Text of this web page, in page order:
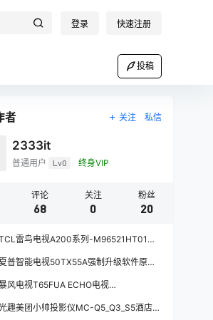
登录 快速注册
投稿
者 关注 私信
2333it
普通用户 Lv0 终身VIP
评论
68
关注
0
粉丝
20
雷鸟电视A200系列-M96521HT01强
包
普智能电视50TX55A强制升级软件原厂
风电视T65FUA ECHO电视
固件升级包
趣美团小帅投影仪MC-Q5_Q3_S5酒店